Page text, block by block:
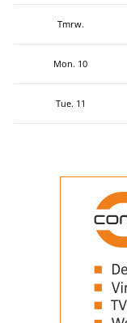
Tmrw.
Mon. 10
Tue. 11